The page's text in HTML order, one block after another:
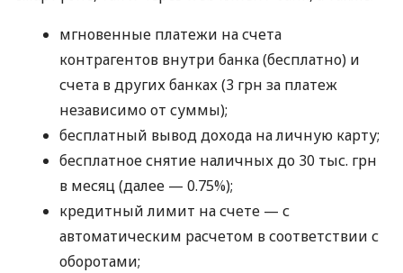
мгновенные платежи на счета
контрагентов внутри банка (бесплатно) и
счета в других банках (3 грн за платеж
независимо от суммы);
бесплатный вывод дохода на личную карту;
бесплатное снятие наличных до 30 тыс. грн
в месяц (далее — 0.75%);
кредитный лимит на счете — с
автоматическим расчетом в соответствии с
оборотами;